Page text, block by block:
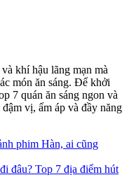
khí hậu lãng mạn mà
món ăn sáng. Để khởi
7 quán ăn sáng ngon và
vị, ấm áp và đầy năng
phim Hàn, ai cũng
đâu? Top 7 địa điểm hút